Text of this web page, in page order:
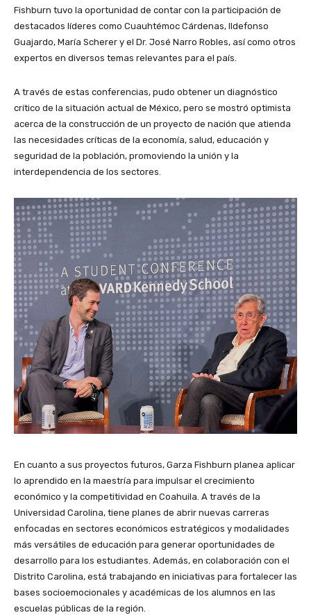
Fishburn tuvo la oportunidad de contar con la participación de
destacados líderes como Cuauhtémoc Cárdenas, Ildefonso
Guajardo, María Scherer y el Dr. José Narro Robles, así como otros
expertos en diversos temas relevantes para el país.
A través de estas conferencias, pudo obtener un diagnóstico
crítico de la situación actual de México, pero se mostró optimista
acerca de la construcción de un proyecto de nación que atienda
las necesidades críticas de la economía, salud, educación y
seguridad de la población, promoviendo la unión y la
interdependencia de los sectores.
En cuanto a sus proyectos futuros, Garza Fishburn planea aplicar
lo aprendido en la maestría para impulsar el crecimiento
económico y la competitividad en Coahuila. A través de la
Universidad Carolina, tiene planes de abrir nuevas carreras
enfocadas en sectores económicos estratégicos y modalidades
más versátiles de educación para generar oportunidades de
desarrollo para los estudiantes. Además, en colaboración con el
Distrito Carolina, está trabajando en iniciativas para fortalecer las
bases socioemocionales y académicas de los alumnos en las
escuelas públicas de la región.